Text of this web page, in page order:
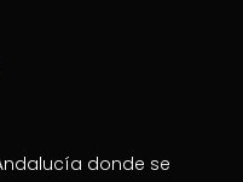
donde se